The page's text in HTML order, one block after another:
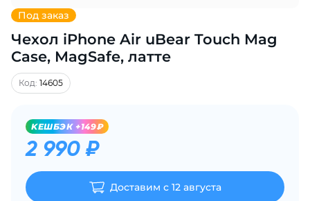
Под заказ
Чехол iPhone Air uBear Touch Mag
Case, MagSafe, латте
Код: 14605
KЕШБЭК +149₽
2 990 ₽
Доставим с 12 августа
Получайте товар
выбранный способом
списываться
по25%каждые 2 недели
Подробнее